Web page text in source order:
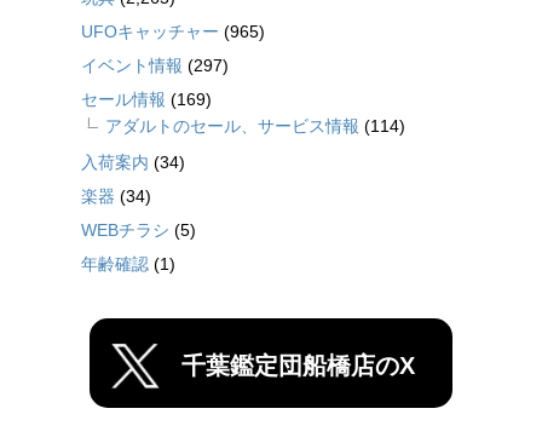
UFOキャッチャー (965)
イベント情報 (297)
セール情報 (169)
アダルトのセール、サービス情報 (114)
入荷案内 (34)
楽器 (34)
WEBチラシ (5)
年齢確認 (1)
千葉鑑定団船橋店のX